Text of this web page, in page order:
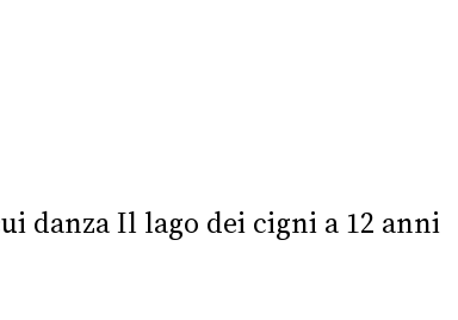
danza Il lago dei cigni a 12 anni